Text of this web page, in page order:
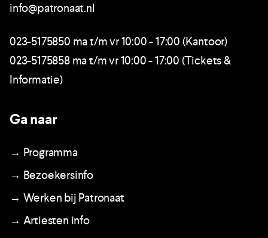
info@patronaat.nl
023-5175850 ma t/m vr 10:00 - 17:00 (Kantoor)
023-5175858 ma t/m vr 10:00 - 17:00 (Tickets &
Informatie)
Ga naar
→ Programma
→ Bezoekersinfo
→ Werken bij Patronaat
→ Artiesten info